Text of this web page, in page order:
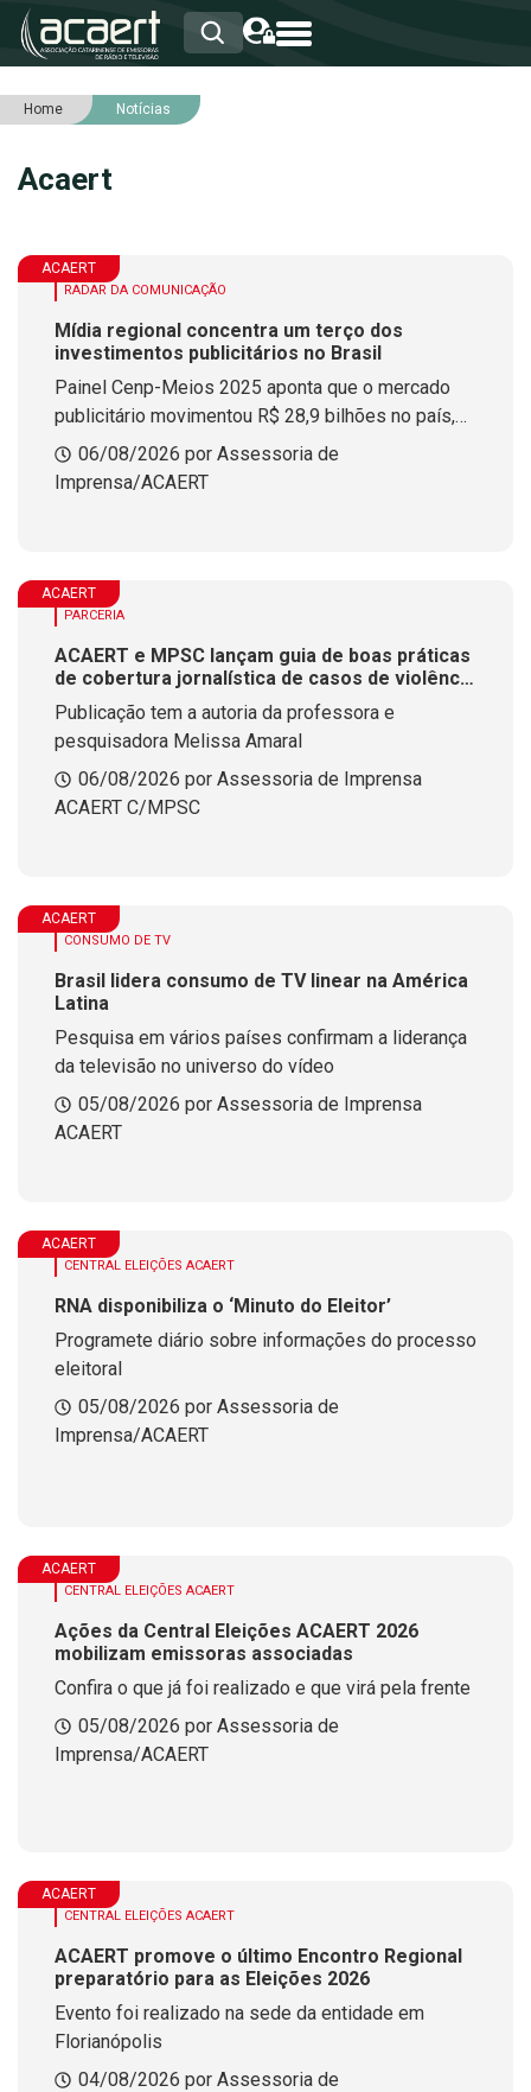
HOME
ASSOCIADOS
NOTÍCIAS
SERVIÇOS
Home Notícias
Acaert
ACAERT
RADAR DA COMUNICAÇÃO
Mídia regional concentra um terço dos
investimentos publicitários no Brasil
Painel Cenp-Meios 2025 aponta que o mercado
publicitário movimentou R$ 28,9 bilhões no país,
sendo um terço destinado ao rádio, à TV e a outros
veículos regionais
06/08/2026 por Assessoria de
Imprensa/ACAERT
ACAERT
PARCERIA
ACAERT e MPSC lançam guia de boas práticas
de cobertura jornalística de casos de violência
contra mulheres
Publicação tem a autoria da professora e
pesquisadora Melissa Amaral
06/08/2026 por Assessoria de Imprensa
ACAERT C/MPSC
ACAERT
CONSUMO DE TV
Brasil lidera consumo de TV linear na América
Latina
Pesquisa em vários países confirmam a liderança
da televisão no universo do vídeo
05/08/2026 por Assessoria de Imprensa
ACAERT
ACAERT
CENTRAL ELEIÇÕES ACAERT
RNA disponibiliza o ‘Minuto do Eleitor’
Programete diário sobre informações do processo
eleitoral
05/08/2026 por Assessoria de
Imprensa/ACAERT
ACAERT
CENTRAL ELEIÇÕES ACAERT
Ações da Central Eleições ACAERT 2026
mobilizam emissoras associadas
Confira o que já foi realizado e que virá pela frente
05/08/2026 por Assessoria de
Imprensa/ACAERT
ACAERT
CENTRAL ELEIÇÕES ACAERT
ACAERT promove o último Encontro Regional
preparatório para as Eleições 2026
Evento foi realizado na sede da entidade em
Florianópolis
04/08/2026 por Assessoria de